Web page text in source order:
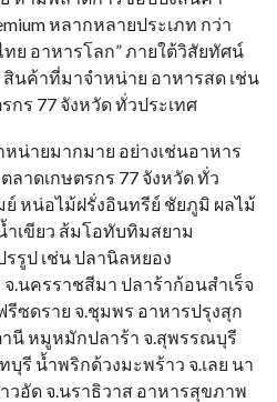
หลากหลายประเภท กว่า
ทย อาหารโลก” ภายใต้วิสัยทัศน์
นค้าที่มาจำหน่าย อาหารสด เช่น
กร 77 จังหวัด ทั่วประเทศ
น่ายมากมาย อย่างเช่นอาหาร
าดเกษตรกร 77 จังหวัด ทั่ว
หน่อไม้ฝรั่งอินทรีย์ ชัยภูมิ ผลไม้
เขียว ส้มโอทับทิมสยาม
รูป เช่น ปลานิลหยอง
.นครราชสีมา ปลาร้าก้อนสำเร็จ
รีซดราย จ.ชุมพร อาหารปรุงสุก
นี หมูหมักปลาร้า จ.สุพรรณบุรี
รี น้ำพริกด้วงมะพร้าว จ.เลย นา
วอัด จ.นราธิวาส อาหารสุขภาพ